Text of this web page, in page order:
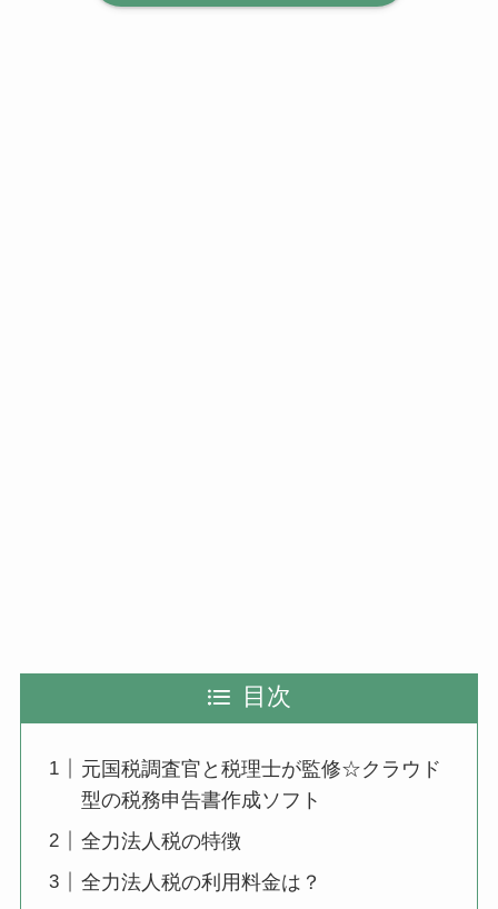
目次
元国税調査官と税理士が監修☆クラウド
型の税務申告書作成ソフト
全力法人税の特徴
全力法人税の利用料金は？